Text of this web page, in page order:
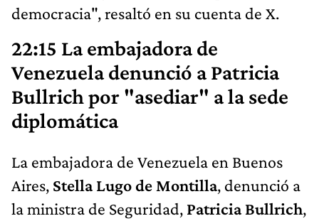
democracia", resaltó en su cuenta de X.
22:15 La embajadora de
Venezuela denunció a Patricia
Bullrich por "asediar" a la sede
diplomática
La embajadora de Venezuela en Buenos
Aires, Stella Lugo de Montilla, denunció a
la ministra de Seguridad, Patricia Bullrich,